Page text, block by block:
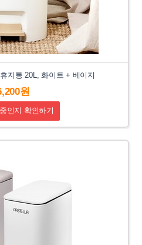
지통 20L, 화이트 + 베이지
원
인지 확인하기